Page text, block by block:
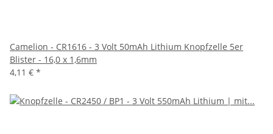
Camelion - CR1616 - 3 Volt 50mAh Lithium Knopfzelle 5er
Blister - 16,0 x 1,6mm
4,11 € *